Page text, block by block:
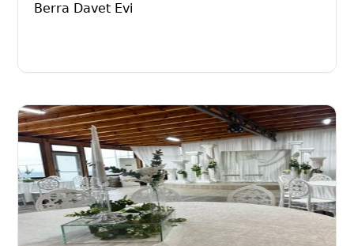
Berra Davet Evi